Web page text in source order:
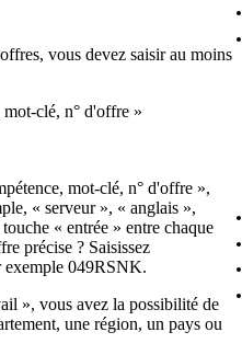
vous devez saisir au moins
clé, n° d'offre »
mot-clé, n° d'offre »,
« serveur », « anglais »,
« entrée » entre chaque
précise ? Saisissez
exemple 049RSNK.
», vous avez la possibilité de
une région, un pays ou